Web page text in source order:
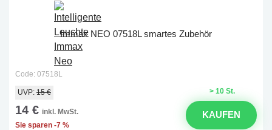
Immax NEO 07518L smartes Zubehör
Code: 07518L
> 10 St.
UVP: 15 €
14 € inkl. MwSt.
Sie sparen -7 %
KAUFEN